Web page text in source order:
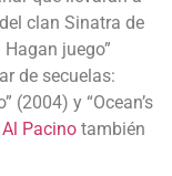
clan Sinatra de
Hagan juego”
de secuelas:
(2004) y “Ocean’s
Al Pacino también